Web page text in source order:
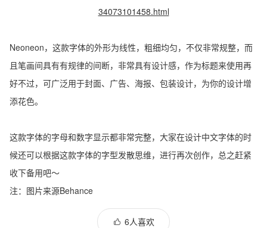
34073101458.html
Neoneon，这款字体的外形为线性，粗细均匀，不仅非常规整，而
且笔画间具有有规律的间断，非常具有设计感，作为标题来使用再
好不过，可广泛用于封面、广告、海报、包装设计，为你的设计增
添花色。
这款字体的字母和数字显示都非常完整，大家在设计中文字体的时
候还可以根据这款字体的字型发散思维，进行再次创作，总之赶紧
收下备用吧～
注：图片来源Behance
6人喜欢